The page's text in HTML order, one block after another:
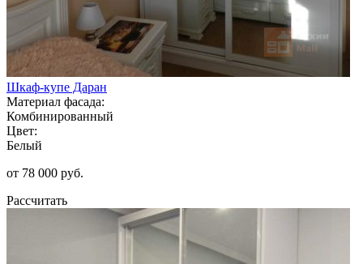
Шкаф-купе Даран
Материал фасада:
Комбинированный
Цвет:
Белый
от 78 000 руб.
Рассчитать